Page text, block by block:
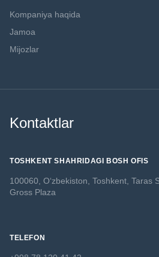
Kompaniya haqida
Jamoa
Mijozlar
Kontaktlar
TOSHKENT SHAHRIDAGI BOSH OFIS
100060, O‘zbekiston, Toshkent, Taras
Gross Plaza
TELEFON